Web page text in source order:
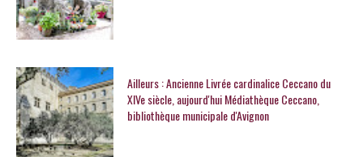
Ailleurs : Ancienne Livrée cardinalice Ceccano du
XIVe siècle, aujourd'hui Médiathèque Ceccano,
bibliothèque municipale d'Avignon